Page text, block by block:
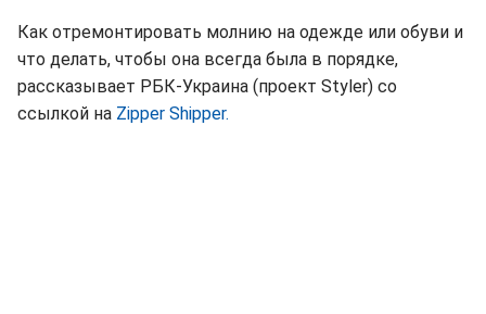
Как отремонтировать молнию на одежде или обуви и
что делать, чтобы она всегда была в порядке,
рассказывает РБК-Украина (проект Styler) со
ссылкой на Zipper Shipper.